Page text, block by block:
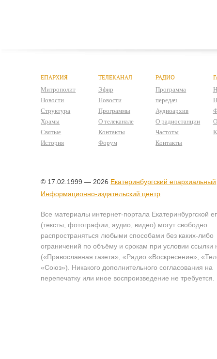
ЕПАРХИЯ
Митрополит
Новости
Структура
Храмы
Святые
История
ТЕЛЕКАНАЛ
Эфир
Новости
Программы
О телеканале
Контакты
Форум
РАДИО
Программа
передач
Аудиоархив
О радиостанции
Частоты
Контакты
© 17.02.1999 — 2026 Екатеринбургский епархиальный
Информационно-издательский центр
Все материалы интернет-портала Екатеринбургской
(тексты, фотографии, аудио, видео) могут свободно
распространяться любыми способами без каких-либо
ограничений по объёму и срокам при условии ссылки
(«Православная газета», «Радио «Воскресение»,
«Союз»). Никакого дополнительного согласования на
перепечатку или иное воспроизведение не требуется.